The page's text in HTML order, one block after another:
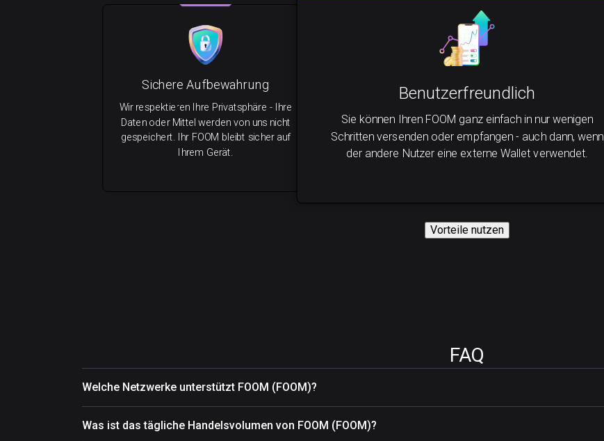
Benutzerfreundlich
Sie können Ihren FOOM ganz einfach in nur wenigen
Schritten versenden oder empfangen - auch dann, wenn
der andere Nutzer eine externe Wallet verwendet.
Sichere Aufbewahrung
Wir respektieren Ihre Privatsphäre - Ihre
Daten oder Mittel werden von uns nicht
gespeichert. Ihr FOOM bleibt sicher auf
Ihrem Gerät.
Vorteile nutzen
FAQ
Welche Netzwerke unterstützt FOOM (FOOM)?
Was ist das tägliche Handelsvolumen von FOOM (FOOM)?